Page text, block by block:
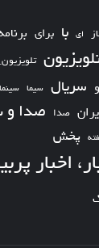
ای با برای
سریال سیما سینما
صدا صدا و
پخش
اخبار